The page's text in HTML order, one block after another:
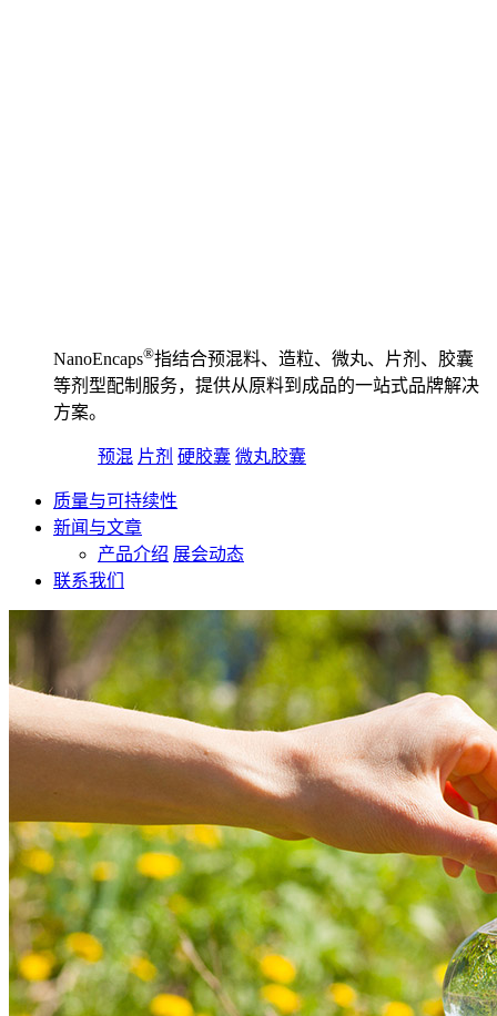
NanoEncaps®️指结合预混料、造粒、微丸、片剂、胶囊
等剂型配制服务，提供从原料到成品的一站式品牌解决
方案。
预混 片剂 硬胶囊 微丸胶囊
质量与可持续性
新闻与文章
产品介绍 展会动态
联系我们